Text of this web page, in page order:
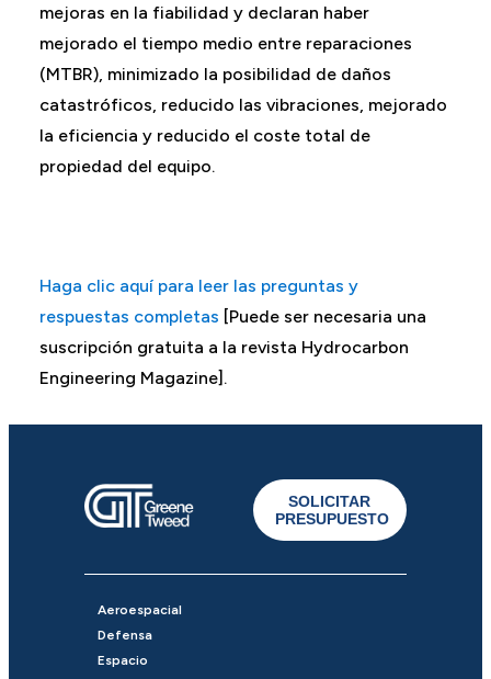
mejoras en la fiabilidad y declaran haber
mejorado el tiempo medio entre reparaciones
(MTBR), minimizado la posibilidad de daños
catastróficos, reducido las vibraciones, mejorado
la eficiencia y reducido el coste total de
propiedad del equipo.
Haga clic aquí para leer las preguntas y
respuestas completas [Puede ser necesaria una
suscripción gratuita a la revista Hydrocarbon
Engineering Magazine].
SOLICITAR
PRESUPUESTO
Aeroespacial
Defensa
Espacio